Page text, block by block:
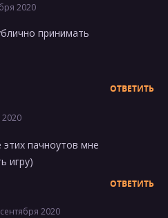
2020
принимать
ОТВЕТИТЬ
2020
этих пачноутов мне
игру)
ОТВЕТИТЬ
2020